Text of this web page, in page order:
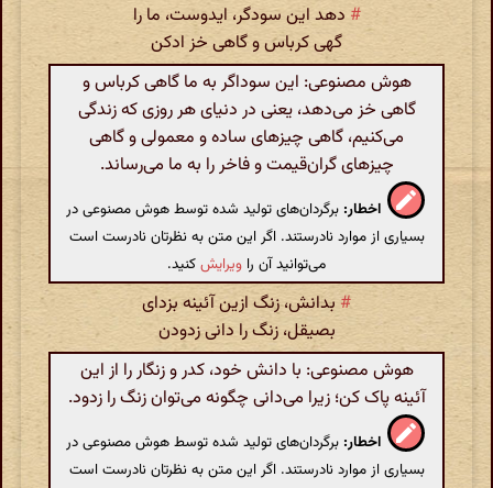
# دهد این سودگر، ایدوست، ما را
گهی کرباس و گاهی خز ادکن
هوش مصنوعی: این سوداگر به ما گاهی کرباس و
گاهی خز می‌دهد، یعنی در دنیای هر روزی که زندگی
می‌کنیم، گاهی چیزهای ساده و معمولی و گاهی
چیزهای گران‌قیمت و فاخر را به ما می‌رساند.
اخطار: برگردان‌های تولید شده توسط هوش مصنوعی در
بسیاری از موارد نادرستند. اگر این متن به نظرتان نادرست است
می‌توانید آن را ویرایشکنید.
# بدانش، زنگ ازین آئینه بزدای
بصیقل، زنگ را دانی زدودن
هوش مصنوعی: با دانش خود، کدر و زنگار را از این
آئینه پاک کن؛ زیرا می‌دانی چگونه می‌توان زنگ را زدود.
اخطار: برگردان‌های تولید شده توسط هوش مصنوعی در
بسیاری از موارد نادرستند. اگر این متن به نظرتان نادرست است